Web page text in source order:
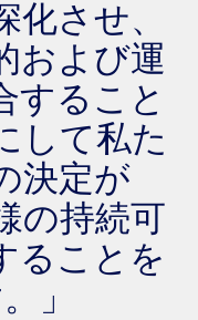
させ、
および運
すること
して私た
決定が
の持続可
ることを
」